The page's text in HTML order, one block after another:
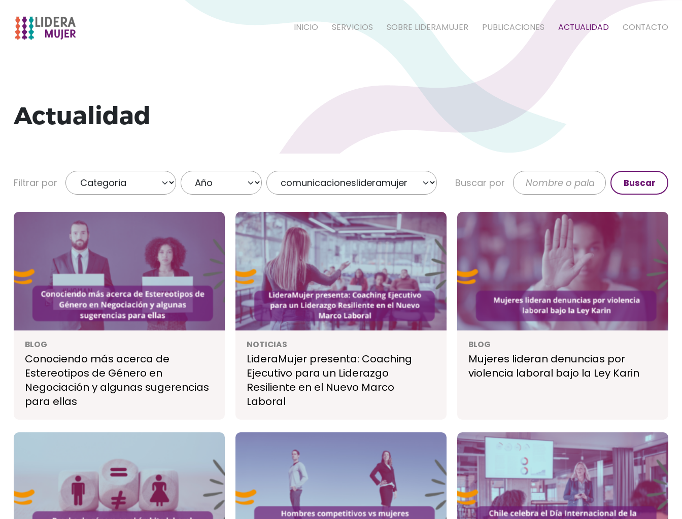
INICIO SERVICIOS SOBRE LIDERAMUJER PUBLICACIONES ACTUALIDAD CONTACTO
Actualidad
Filtrar por Buscar por Buscar
BLOG
Conociendo más acerca de
Estereotipos de Género en
Negociación y algunas sugerencias
para ellas
NOTICIAS
LideraMujer presenta: Coaching
Ejecutivo para un Liderazgo
Resiliente en el Nuevo Marco
Laboral
BLOG
Mujeres lideran denuncias por
violencia laboral bajo la Ley Karin